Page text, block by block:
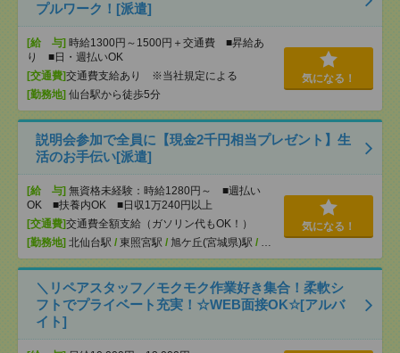
プルワーク！[派遣]
[給 与] 時給1300円～1500円＋交通費 ■昇給あ
り ■日・週払いOK
[交通費]交通費支給あり ※当社規定による
[勤務地] 仙台駅から徒歩5分
気になる！
説明会参加で全員に【現金2千円相当プレゼント】生
活のお手伝い[派遣]
[給 与] 無資格未経験：時給1280円～ ■週払い
OK ■扶養内OK ■日収1万240円以上
[交通費]交通費全額支給（ガソリン代もOK！）
[勤務地] 北仙台駅 / 東照宮駅 / 旭ケ丘(宮城県)駅 / …
気になる！
＼リペアスタッフ／モクモク作業好き集合！柔軟シ
フトでプライベート充実！☆WEB面接OK☆[アルバ
イト]